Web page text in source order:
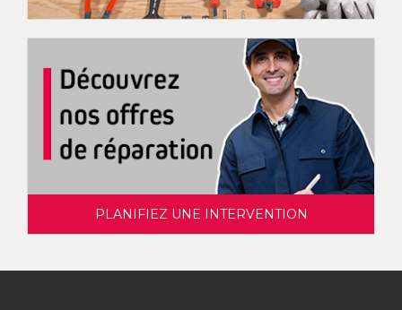
PLANIFIEZ UNE INTERVENTION